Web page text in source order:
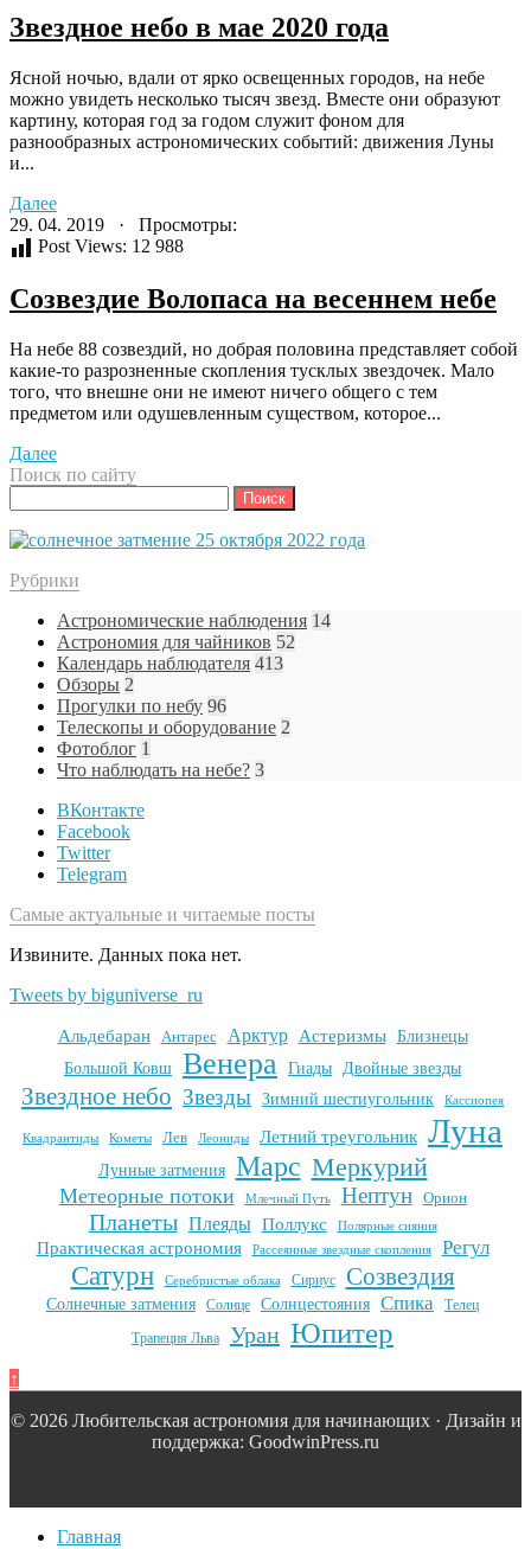
Звездное небо в мае 2020 года
Ясной ночью, вдали от ярко освещенных городов, на небе
можно увидеть несколько тысяч звезд. Вместе они образуют
картину, которая год за годом служит фоном для
разнообразных астрономических событий: движения Луны
и...
Далее
29. 04. 2019 · Просмотры:
Post Views: 12 988
Созвездие Волопаса на весеннем небе
На небе 88 созвездий, но добрая половина представляет собой
какие-то разрозненные скопления тусклых звездочек. Мало
того, что внешне они не имеют ничего общего с тем
предметом или одушевленным существом, которое...
Далее
Поиск по сайту
Рубрики
Астрономические наблюдения 14
Астрономия для чайников 52
Календарь наблюдателя 413
Обзоры 2
Прогулки по небу 96
Телескопы и оборудование 2
Фотоблог 1
Что наблюдать на небе? 3
ВКонтакте
Facebook
Twitter
Telegram
Самые актуальные и читаемые посты
Извините. Данных пока нет.
Tweets by biguniverse_ru
Альдебаран Антарес Арктур Астеризмы
Близнецы
Большой Ковш Венера Гиады Двойные звезды
Звездное небо Звезды Зимний шестиугольник Кассиопея
Квадрантиды Кометы Лев Леониды Летний треугольник Луна
Лунные затмения Марс Меркурий
Метеорные потоки Млечный Путь Нептун Орион
Планеты Плеяды Поллукс Полярные сияния
Практическая астрономия Рассеянные звездные скопления Регул
Сатурн Серебристые облака Сириус Созвездия
Солнечные затмения Солнце Солнцестояния Спика
Телец
Трапеция Льва
Уран Юпитер
↑
© 2026 Любительская астрономия для начинающих · Дизайн и
поддержка: GoodwinPress.ru
Главная